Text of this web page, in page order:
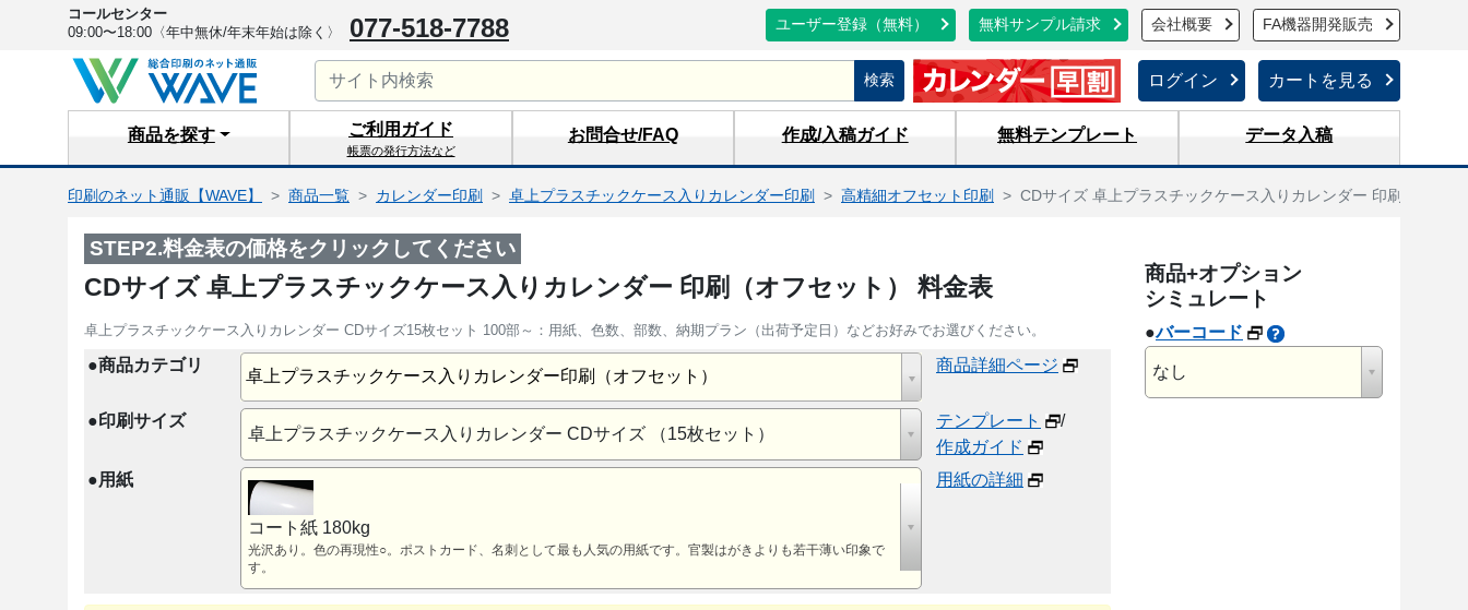
コールセンター
09:00〜18:00 〈年中無休/年末年始は除く〉 077-518-7788 ユーザー登録（無料） 無料サンプル請求 会社概要 FA機器開発販売
検索 ログイン カートを見る
商品を探す ご利用 ガイド
帳票の発行方法など
お問合せ/FAQ 作成/入稿ガイド 無料テンプレート データ入稿
印刷のネット通販【WAVE】 商品一覧 カレンダー印刷 卓上プラスチックケース入りカレンダー印刷 高精細オフセット印刷 CDサイズ 卓上プラスチックケース入りカレンダー 印刷（オフ
STEP2.料金表の価格をクリックしてください
CDサイズ 卓上プラスチックケース入りカレンダー 印刷（オフセット） 料金表
卓上プラスチックケース入りカレンダー CDサイズ15枚セット 100部～：用紙、色数、部数、納期プラン（出荷予定日）などお好みでお選びください。
●商品カテゴリ
卓上プラスチックケース入りカレンダー印刷（オフセット）
商品詳細ページ
●印刷サイズ
卓上プラスチックケース入りカレンダー CDサイズ （15枚セット）
テンプレート
/
作成ガイド
●用紙
コート紙 180kg
光沢あり。色の再現性○。ポストカード、名刺として最も人気の用紙です。官製はがきよりも若干薄い印象で
す。
用紙の詳細
商品+オプション
シミュレート
●バーコード
なし